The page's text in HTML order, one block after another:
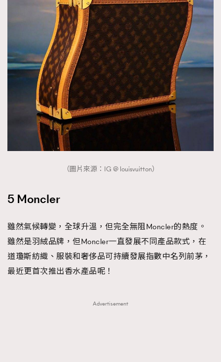
（圖片來源：IG @ louisvuitton）
5 Moncler
雖然氣候轉變，全球升溫，但完全無阻Moncler的熱度。
雖然是羽絨品牌，但Moncler一直發展不同產品款式，在
道瓊斯紡織、服裝和奢侈品可持續發展指數中名列前茅，
最近更首次推出香水產品呢！
Advertisement